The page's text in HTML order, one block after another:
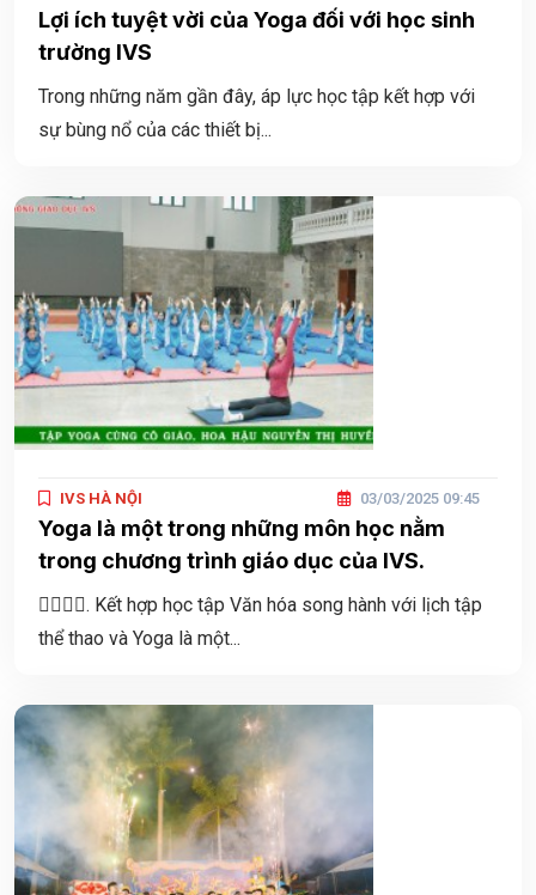
Lợi ích tuyệt vời của Yoga đối với học sinh
trường IVS
Trong những năm gần đây, áp lực học tập kết hợp với
sự bùng nổ của các thiết bị...
IVS HÀ NỘI 03/03/2025 09:45
Yoga là một trong những môn học nằm
trong chương trình giáo dục của IVS.
🧘‍♀️🧘‍♀️. Kết hợp học tập Văn hóa song hành với lịch tập
thể thao và Yoga là một...